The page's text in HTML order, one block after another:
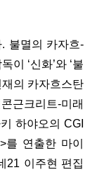
불멸의 카자흐-
이 ‘신화’와 ‘불
의 카자흐스탄
근크리트-미래
하야오의 CGI
를 연출한 마이
21 이주현 편집